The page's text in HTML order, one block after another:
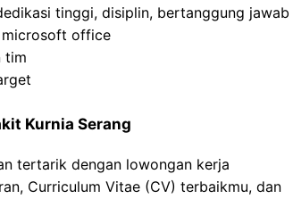
tinggi, disiplin, bertanggung jawab
microsoft office
tim
Kurnia Serang
tertarik dengan lowongan kerja
Curriculum Vitae (CV) terbaikmu, dan